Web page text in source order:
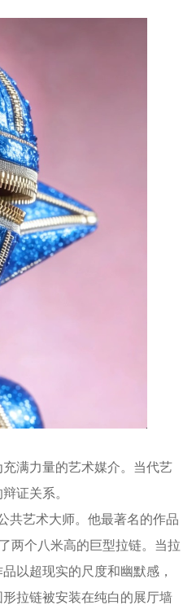
满力量的艺术媒介。当代艺
证关系。
共艺术大师。他最著名的作品
两个八米高的巨型拉链。当拉
以超现实的尺度和幽默感，
拉链被安装在纯白的展厅墙